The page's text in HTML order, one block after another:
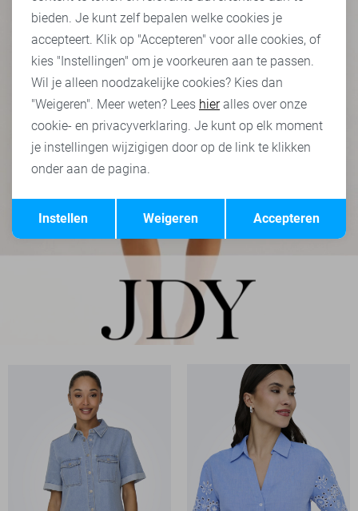
Terug Opslaan
bieden. Je kunt zelf bepalen welke cookies je
accepteert. Klik op "Accepteren" voor alle cookies, of
kies "Instellingen" om je voorkeuren aan te passen.
Wil je alleen noodzakelijke cookies? Kies dan
"Weigeren". Meer weten? Lees hieralles over onze
cookie- en privacyverklaring. Je kunt op elk moment
je instellingen wijzigigen door op de link te klikken
onder aan de pagina.
Accepteren
Weigeren
Instellen